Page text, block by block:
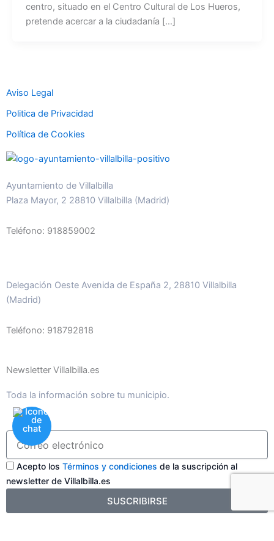
centro, situado en el Centro Cultural de Los Hueros,
pretende acercar a la ciudadanía […]
Aviso Legal
Politica de Privacidad
Política de Cookies
Ayuntamiento de Villalbilla
Plaza Mayor, 2 28810 Villalbilla (Madrid)
Teléfono: 918859002
Delegación Oeste Avenida de España 2, 28810 Villalbilla
(Madrid)
Teléfono: 918792818
Newsletter Villalbilla.es
Toda la información sobre tu municipio.
Acepto los Términos y condiciones de la suscripción al
newsletter de Villalbilla.es
SUSCRIBIRSE